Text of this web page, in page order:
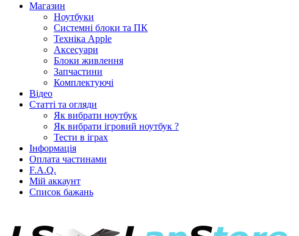
Магазин
Ноутбуки
Системні блоки та ПК
Техніка Apple
Аксесуари
Блоки живлення
Запчастини
Комплектуючі
Відео
Статті та огляди
Як вибрати ноутбук
Як вибрати ігровий ноутбук ?
Тести в іграх
Інформація
Оплата частинами
F.A.Q.
Мій аккаунт
Список бажань